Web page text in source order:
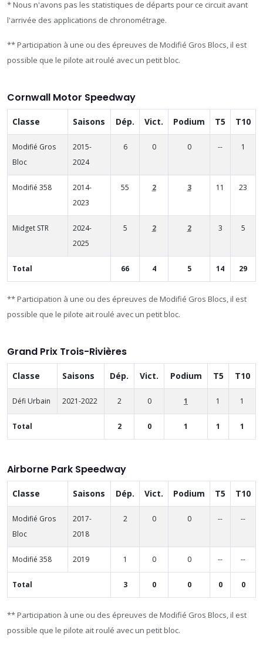
* Nous n'avons pas les statistiques de départs pour ce circuit avant
l'arrivée des applications de chronométrage.
** Participation à une ou des épreuves de Modifié Gros Blocs, il est
possible que le pilote ait roulé avec un petit bloc.
Cornwall Motor Speedway
Classe Saisons Dép. Vict. Podium T5 T10
Modifié Gros
Bloc
2015-
2024
6 0 0 -- 1
Modifié 358
2014-
2023
55 2 3 11 23
Midget STR
2024-
2025
5 2 2 3 5
Total 66 4 5 14 29
** Participation à une ou des épreuves de Modifié Gros Blocs, il est
possible que le pilote ait roulé avec un petit bloc.
Grand Prix Trois-Rivières
Classe Saisons Dép. Vict. Podium T5 T10
Défi Urbain 2021-2022 2 0 1 1 1
Total 2 0 1 1 1
Airborne Park Speedway
Classe Saisons Dép. Vict. Podium T5 T10
Modifié Gros
Bloc
2017-
2018
2 0 0 -- --
Modifié 358 2019 1 0 0 -- --
Total 3 0 0 0 0
** Participation à une ou des épreuves de Modifié Gros Blocs, il est
possible que le pilote ait roulé avec un petit bloc.